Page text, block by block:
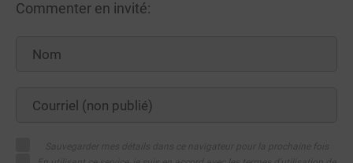
Commenter en invité: